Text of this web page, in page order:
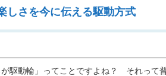
しさを今に伝える駆動方式
と歴史
駆動輪」ってことですよね？ それって